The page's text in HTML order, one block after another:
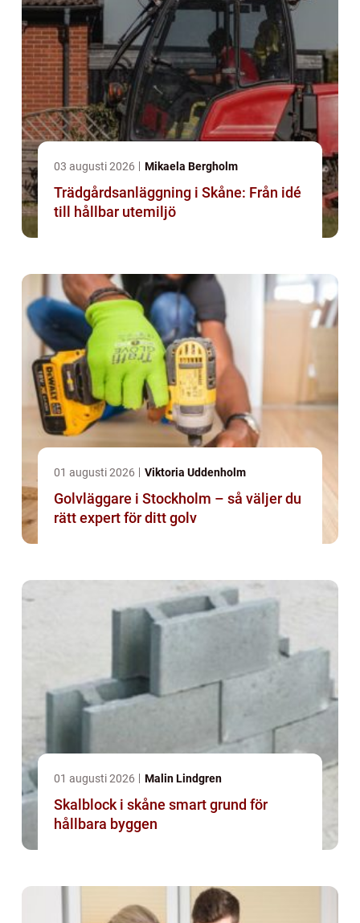
03 augusti 2026 Mikaela Bergholm
Trädgårdsanläggning i Skåne: Från idé
till hållbar utemiljö
01 augusti 2026 Viktoria Uddenholm
Golvläggare i Stockholm – så väljer du
rätt expert för ditt golv
01 augusti 2026 Malin Lindgren
Skalblock i skåne smart grund för
hållbara byggen